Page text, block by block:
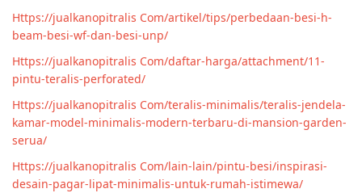
Https://jualkanopitralis Com/artikel/tips/perbedaan-besi-h-
beam-besi-wf-dan-besi-unp/
Https://jualkanopitralis Com/daftar-harga/attachment/11-
pintu-teralis-perforated/
Https://jualkanopitralis Com/teralis-minimalis/teralis-jendela-
kamar-model-minimalis-modern-terbaru-di-mansion-garden-
serua/
Https://jualkanopitralis Com/lain-lain/pintu-besi/inspirasi-
desain-pagar-lipat-minimalis-untuk-rumah-istimewa/